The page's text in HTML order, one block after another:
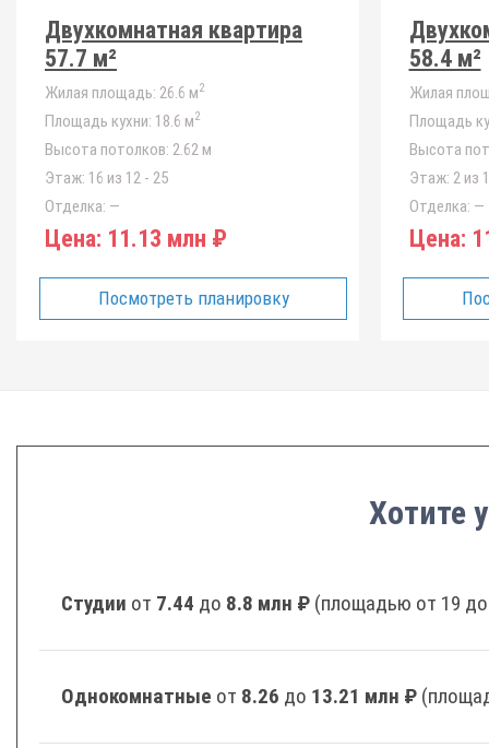
Двухкомнатная квартира
57.7 м²
Жилая площадь: 26.6 м2
Площадь кухни: 18.6 м2
Высота потолков: 2.62 м
Этаж: 16 из 12 - 25
Отделка: —
Цена: 11.13 млн ₽
Посмотреть планировку
58.4 м²
Жилая
Площадь
Высота
Этаж: 2 из
Отделка: —
Цена:
Хотите
Студии от 7.44 до 8.8 млн ₽ (площадью от 19
Однокомнатные от 8.26 до 13.21 млн ₽